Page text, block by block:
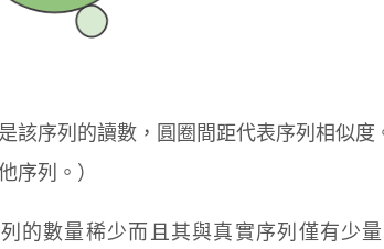
該序列的讀數，圓圈間距代表序列相似
序列。）
的數量稀少而且其與真實序列僅有少